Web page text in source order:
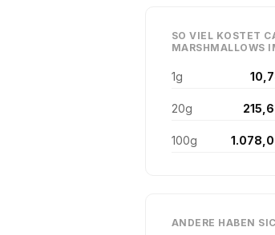
SO VIEL KOSTET
MARSHMALLOWS
1g
20g
100g
ANDERE HABEN